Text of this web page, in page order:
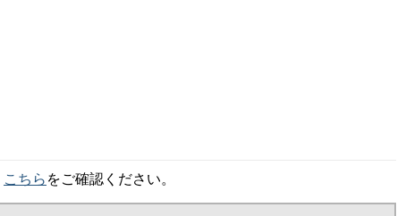
こちら をご確認ください。